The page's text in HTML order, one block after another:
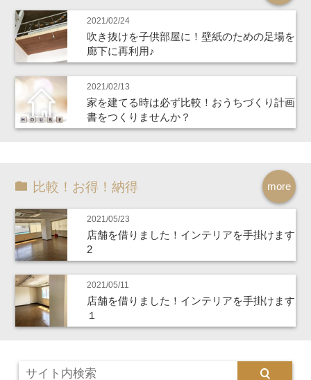
2021/02/24
吹き抜けを子供部屋に！壁紙のための足場を
廊下に再利用♪
2021/02/13
家を建てる時は必ず比較！おうちづくり計画
書をつくりませんか？
more
比較！お得！納得
2021/05/23
店舗を借りました！インテリアを手掛けます
2
2021/05/11
店舗を借りました！インテリアを手掛けます
１